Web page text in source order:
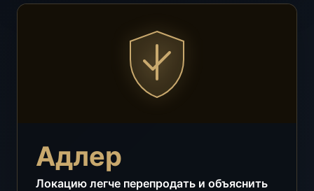
Адлер
Локацию легче перепродать и объяснить